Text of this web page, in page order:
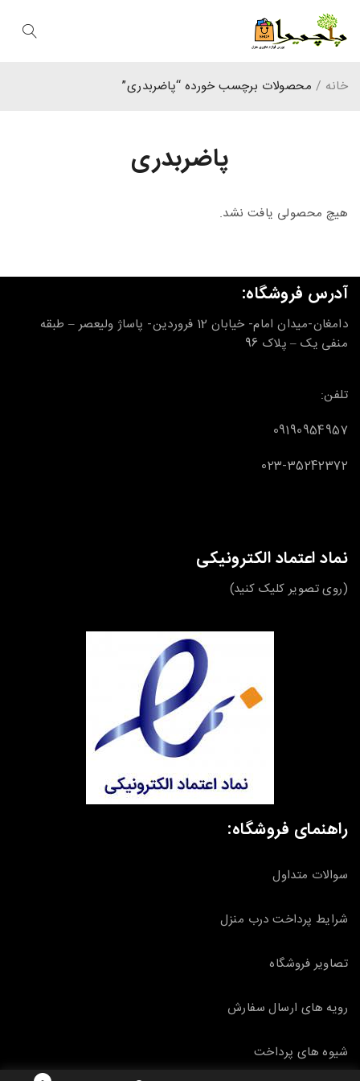
پاضربدری
خانه / محصولات برچسب خورده “پاضربدری”
هیچ محصولی یافت نشد.
آدرس فروشگاه:
دامغان-میدان امام- خیابان 12 فروردین- پاساژ ولیعصر – طبقه
منفی یک – پلاک 96
تلفن:
09190954957
023-35242372
نماد اعتماد الکترونیکی
(روی تصویر کلیک کنید)
راهنمای فروشگاه:
سوالات متداول
شرایط پرداخت درب منزل
تصاویر فروشگاه
رویه های ارسال سفارش
شیوه های پرداخت